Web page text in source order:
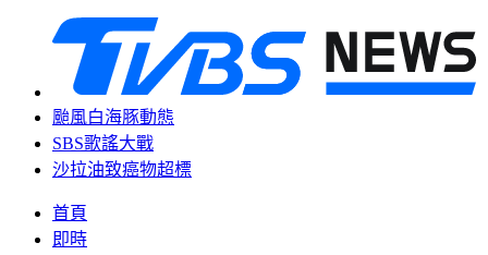
颱風白海豚動態
SBS歌謠大戰
沙拉油致癌物超標
首頁
即時